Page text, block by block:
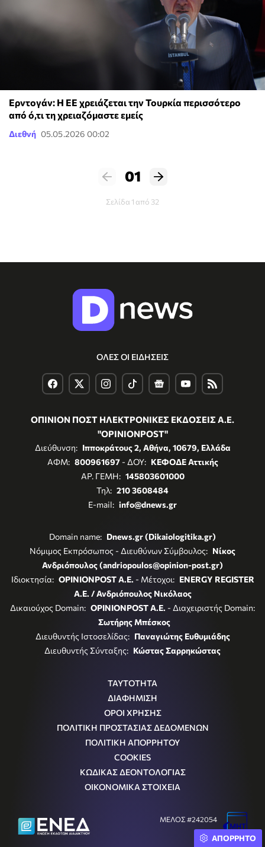
Ερντογάν: Η ΕΕ χρειάζεται την Τουρκία περισσότερο
από ό,τι τη χρειαζόμαστε εμείς
Διεθνή 05.05.2026 00:02
01
Σελίδα 1 από 32
ΟΛΕΣ ΟΙ ΕΙΔΗΣΕΙΣ
ΟΠΙΝΙΟΝ ΠΟΣΤ ΗΛΕΚΤΡΟΝΙΚΕΣ ΕΚΔΟΣΕΙΣ Α.Ε.
"OPINIONPOST"
Διεύθυνση: Ιπποκράτους 2, Αθήνα, 10679, Ελλάδα
ΑΦΜ: 800961697- ΔΟΥ: ΚΕΦΟΔΕ Αττικής
ΑΡ. ΓΕΜΗ: 145803601000
Τηλ: 210 3608484
E-mail: info@dnews.gr
Domain name: Dnews.gr (Dikaiologitika.gr)
Νόμιμος Εκπρόσωπος - Διευθύνων Σύμβουλος: Νίκος
Ανδριόπουλος (andriopoulos@opinion-post.gr)
Ιδιοκτησία: OPINIONPOST A.E. - Μέτοχοι: ENERGY REGISTER
Α.Ε. / Ανδριόπουλος Νικόλαος
Δικαιούχος Domain: OPINIONPOST A.E. - Διαχειριστής Domain:
Σωτήρης Μπέσκος
Διευθυντής Ιστοσελίδας: Παναγιώτης Ευθυμιάδης
Διευθυντής Σύνταξης: Κώστας Σαρρηκώστας
ΤΑΥΤΟΤΗΤΑ
ΔΙΑΦΗΜΙΣΗ
ΟΡΟΙ ΧΡΗΣΗΣ
ΠΟΛΙΤΙΚΗ ΠΡΟΣΤΑΣΙΑΣ ΔΕΔΟΜΕΝΩΝ
ΠΟΛΙΤΙΚΗ ΑΠΟΡΡΗΤΟΥ
COOKIES
ΚΩΔΙΚΑΣ ΔΕΟΝΤΟΛΟΓΙΑΣ
ΟΙΚΟΝΟΜΙΚΑ ΣΤΟΙΧΕΙΑ
ΜΕΛΟΣ #242054
Μ.Η.Τ.ΑΠΟΡΡΗΤΟ